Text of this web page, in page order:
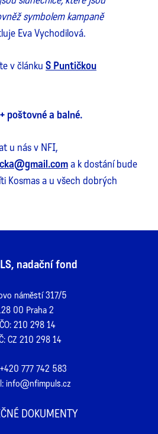
symbolem kampaně
Eva Vychodilová.
v článku S Puntičkou
poštovné a balné.
u nás v NFI,
a k dostání bude
Kosmas a u všech dobrých
nadační fond
náměstí 317/5
00 Praha 2
210 298 14
CZ 210 298 14
+420 777 742 583
info@nfimpuls.cz
DOKUMENTY